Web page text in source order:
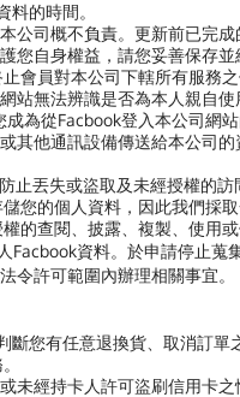
的時間。
司概不負責。更新前已完成
自身權益，請您妥善保存
會員對本公司下轄所有服務之
無法辨識是否為本人親自使
為從Facbook登入本公司網站
他通訊設備傳送給本公司
丟失或盜取及未經授權的
您的個人資料，因此我們採
的查閱、披露、複製、使用或
Facbook資料。於申請停止
令許可範圍內辦理相關事宜。
您有任意退換貨、取消訂
經持卡人許可盜刷信用卡